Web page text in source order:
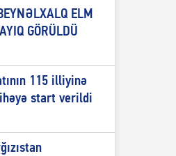
ELM
GÖRÜLDÜ
115 illiyinə
start verildi